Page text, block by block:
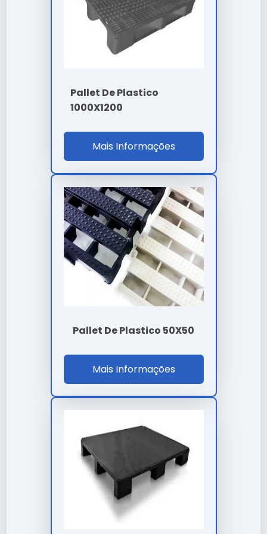
leva em conta a complexidade técnica e o
volume da sua necessidade. Trabalhamos com
propostas personalizadas para garantir o melhor
custo-benefício em cada projeto.
50X50 Cotar
realize a aquisição através de canais oficiais e
fornecedores especializados. Nossa empresa oferece
suporte completo na escolha do pallet de plastico
50x50 cotar ideal para sua aplicação.
Perguntas Frequentes
Qual o diferencial de pallet de
plastico 50x50 cotar em nossa
empresa?
Nossas soluções passam por rigorosos controles,
Existe garantia para pallet de
plastico 50x50 cotar?
suporte técnico especializado.
Como garantir a durabilidade de
pallet de plastico 50x50 cotar?
A conservação depende de boas práticas de
Pallet De Plastico
1000X1200
Mais Informações
Pallet De Plastico 50X50
Mais Informações